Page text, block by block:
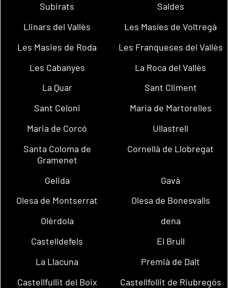
Subirats
Saldes
Llinars del Vallès
Les Masíes de Voltregà
Les Masies de Roda
Les Franqueses del Vallès
Les Cabanyes
La Roca del Vallès
La Quar
Sant Climent
Sant Celoni
Maria de Martorelles
Maria de Corcó
Ullastrell
Santa Coloma de
Gramenet
Cornellà de Llobregat
Gelida
Gavà
Olesa de Montserrat
Olesa de Bonesvalls
Olèrdola
dena
Castelldefels
El Brull
La Llacuna
Premià de Dalt
Castellfullit del Boix
Castellfollit de Riubregós